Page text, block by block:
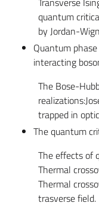
quantum
by Jordan-
Quantum
interacting
The Bose-
trapped in
The quantum
The effects of
Thermal
Thermal
trasverse field.